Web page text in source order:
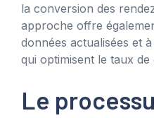
la conversion des
approche offre
données actualisées et
qui optimisent le taux
Le